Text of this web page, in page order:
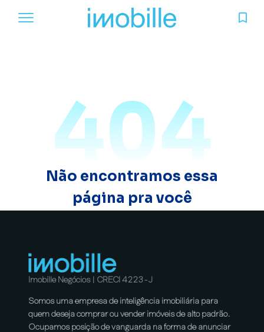
404
Não encontramos essa
página pra você
Imobille Negócios | CRECI 4223-J
Somos uma empresa de inteligência imobiliária para
quem deseja comprar ou vender imóveis de alto padrão.
Ocupamos posição de vanguarda na forma de anunciar